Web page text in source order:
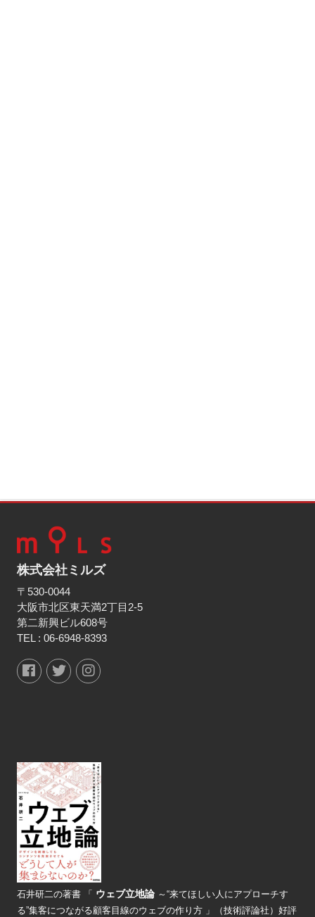
株式会社ミルズ
〒530-0044
大阪市北区東天満2丁目2-5
第二新興ビル608号
TEL : 06-6948-8393
石井研二の著書 「 ウェブ立地論 ～“来てほしい人にアプローチす
る”集客につながる顧客目線のウェブの作り方 」（技術評論社）好評